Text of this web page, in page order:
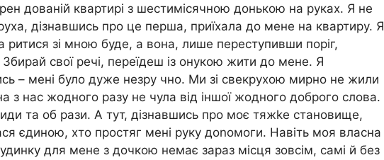
дованій квартирі з шестимісячною донькою на руках. Я не
дізнавшись про це перша, приїхала до мене на квартиру. Я
ритися зі мною буде, а вона, лише переступивши поріг,
свої речі, переїдеш із онукою жити до мене. Я
– мені було дуже незру чно. Ми зі свекрухою мирно не жили
з нас жодного разу не чула від іншої жодного доброго слова.
та об рази. А тут, дізнавшись про моє тяжkе становище,
єдиною, хто простяг мені руку доnомоги. Навіть моя власна
для мене з дочкою немає зараз місця зовсім, самі й без